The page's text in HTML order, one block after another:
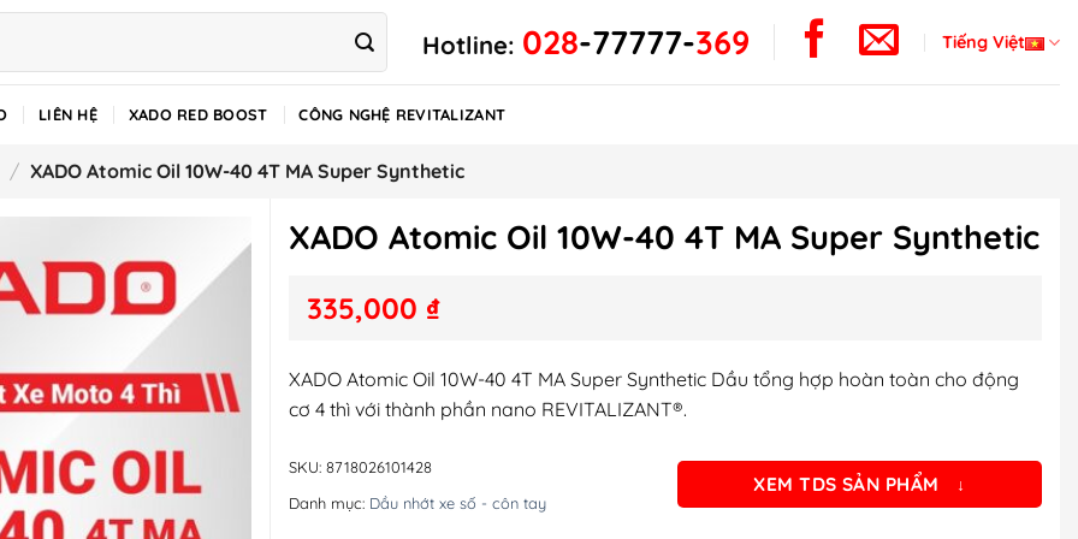
Hotline: 028-77777-369 Tiếng Việt
LIÊN HỆ XADO RED BOOST CÔNG NGHỆ REVITALIZANT
/ XADO Atomic Oil 10W-40 4T MA Super Synthetic
XADO Atomic Oil 10W-40 4T MA Super Synthetic
335,000 ₫
XADO Atomic Oil 10W-40 4T MA Super Synthetic Dầu tổng hợp hoàn toàn cho động
cơ 4 thì với thành phần nano REVITALIZANT®.
SKU: 8718026101428
Danh mục: Dầu nhớt xe số - côn tay
XEM TDS SẢN PHẨM ↓